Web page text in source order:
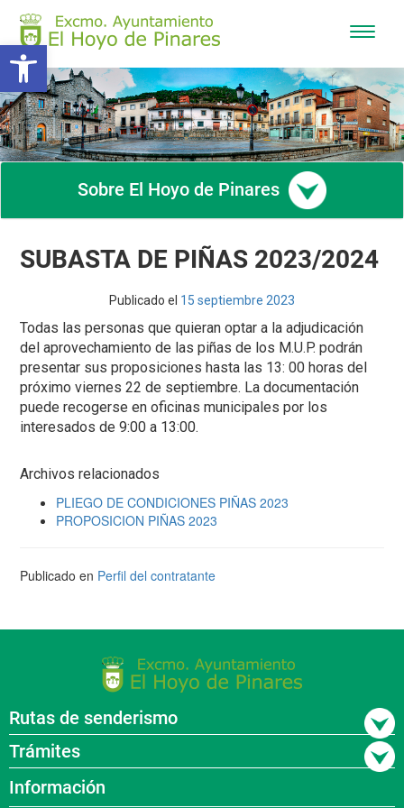
Abrir barra de herramientas
Ocultar
Sobre El Hoyo de Pinares
SUBASTA DE PIÑAS 2023/2024
Publicado el 15 septiembre 2023
Todas las personas que quieran optar a la adjudicación
del aprovechamiento de las piñas de los M.U.P. podrán
presentar sus proposiciones hasta las 13: 00 horas del
próximo viernes 22 de septiembre. La documentación
puede recogerse en oficinas municipales por los
interesados de 9:00 a 13:00.
Archivos relacionados
PLIEGO DE CONDICIONES PIÑAS 2023
PROPOSICION PIÑAS 2023
Publicado en Perfil del contratante
Rutas de senderismo
Trámites
Información